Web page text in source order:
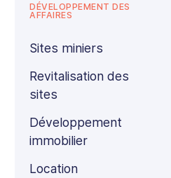
DÉVELOPPEMENT DES
AFFAIRES
Sites miniers
Revitalisation des
sites
Développement
immobilier
Location